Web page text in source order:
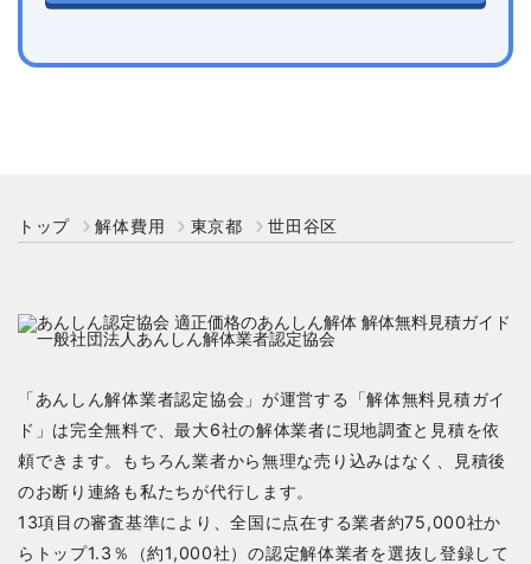
トップ 解体費用 東京都 世田谷区
「あんしん解体業者認定協会」が運営する「解体無料見積ガイ
ド」は完全無料で、最大6社の解体業者に現地調査と見積を依
頼できます。もちろん業者から無理な売り込みはなく、見積後
のお断り連絡も私たちが代行します。
13項目の審査基準により、全国に点在する業者約75,000社か
らトップ1.3％（約1,000社）の認定解体業者を選抜し登録して